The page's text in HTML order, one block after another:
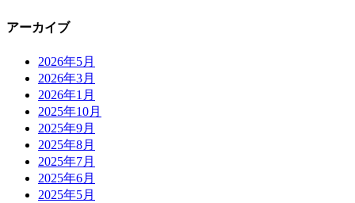
アーカイブ
2026年5月
2026年3月
2026年1月
2025年10月
2025年9月
2025年8月
2025年7月
2025年6月
2025年5月